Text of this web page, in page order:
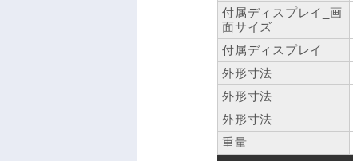
付属ディスプレイ_画
面サイズ
付属ディスプレイ
外形寸法
外形寸法
外形寸法
重量